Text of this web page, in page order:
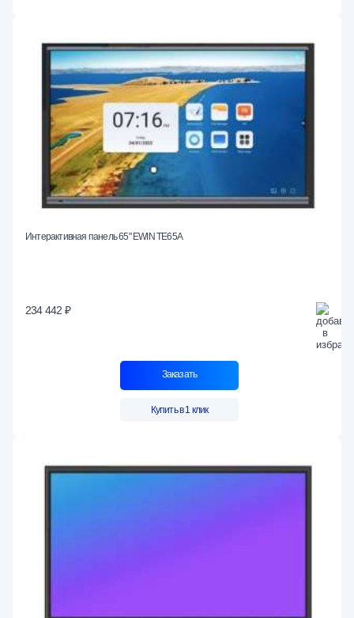
Интерактивная панель 65" EWIN TE65A
234 442 ₽
Заказать
Купить в 1 клик